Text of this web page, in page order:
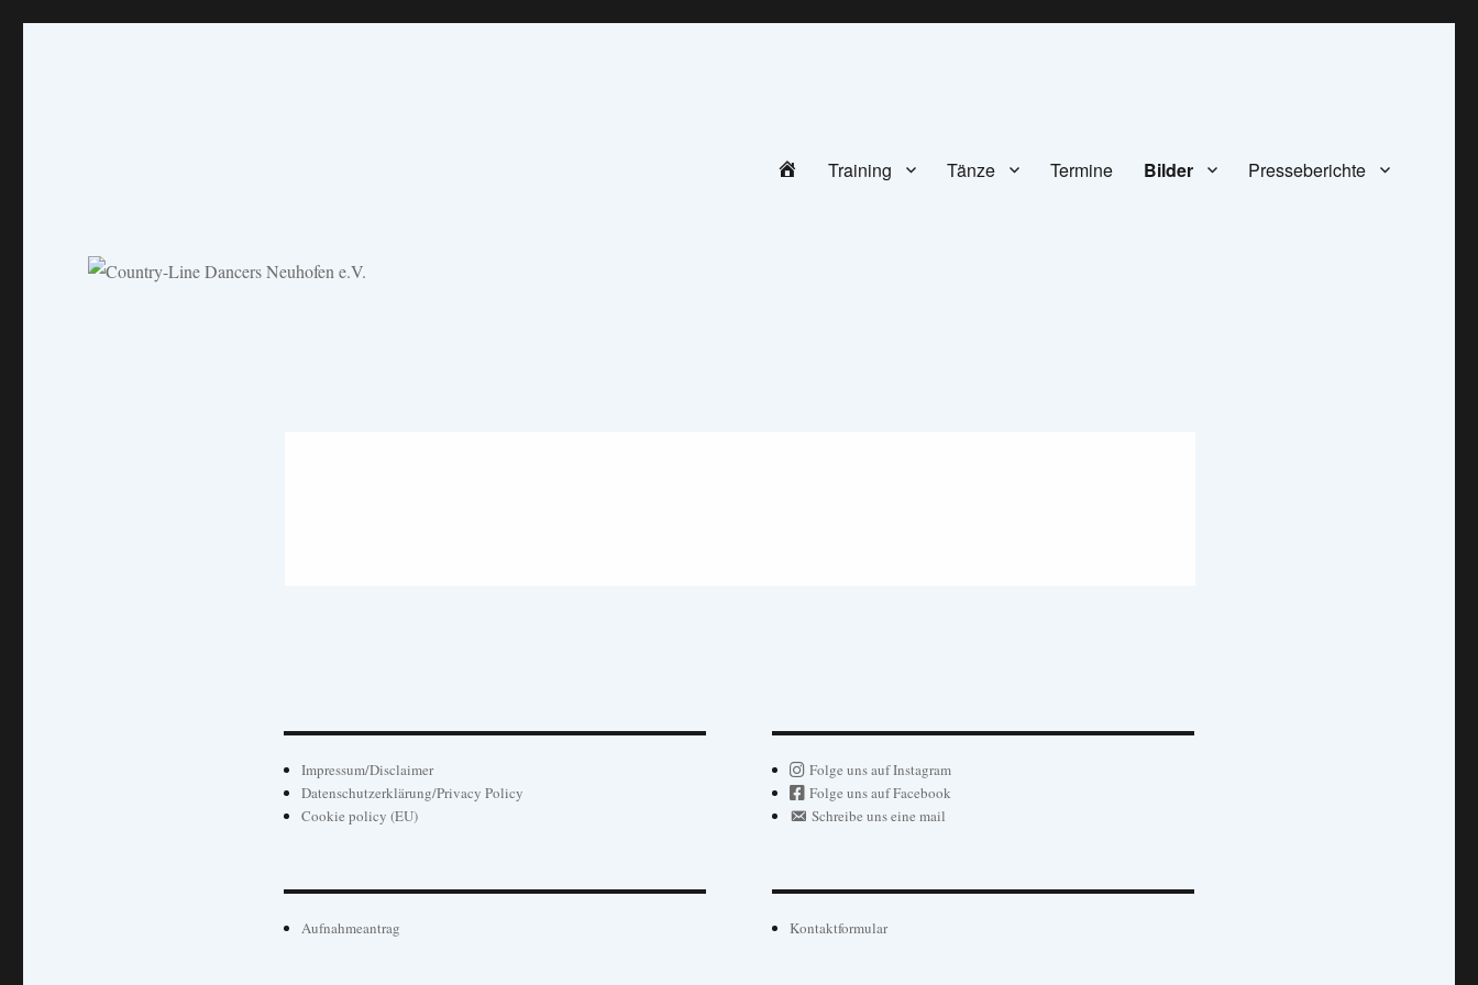
HomeTraining Tänze Termine Bilder Presseberichte
Impressum/Disclaimer
Datenschutzerklärung/Privacy Policy
Cookie policy (EU)
Aufnahmeantrag
Folge uns auf Instagram
Folge uns auf Facebook
Schreibe uns eine mail
Kontaktformular